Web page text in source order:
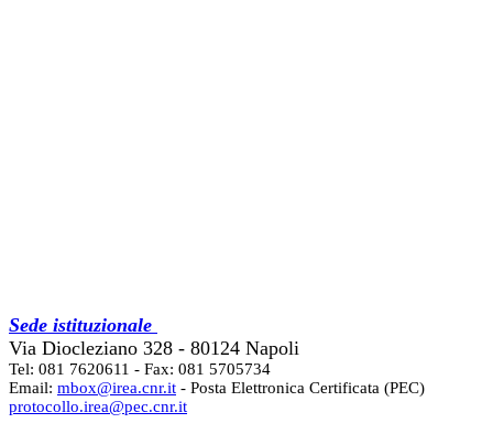
Sede istituzionale
Via Diocleziano 328 - 80124 Napoli
Tel: 081 7620611 - Fax: 081 5705734
Email: mbox@irea.cnr.it - Posta Elettronica Certificata (PEC)
protocollo.irea@pec.cnr.it